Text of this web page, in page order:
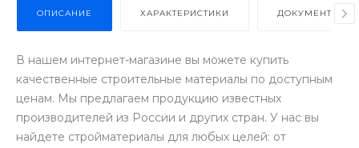
ОПИСАНИЕ ХАРАКТЕРИСТИКИ ДОКУМЕНТЫ
В нашем интернет-магазине вы можете купить
качественные строительные материалы по доступным
ценам. Мы предлагаем продукцию известных
производителей из России и других стран. У нас вы
найдете стройматериалы для любых целей: от